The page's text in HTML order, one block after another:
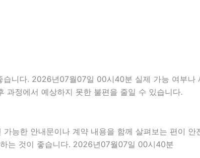
니다. 2026년07월07일 00시40분 실제 가능 여부나
과정에서 예상하지 못한 불편을 줄일 수 있습니다.
능한 안내문이나 계약 내용을 함께 살펴보는 편이 안
는 것이 좋습니다. 2026년07월07일 00시40분